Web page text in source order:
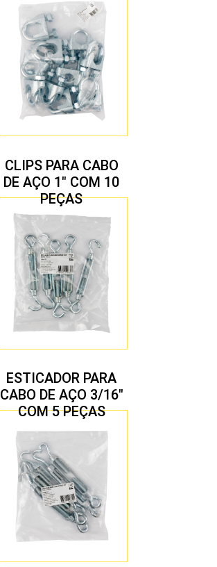
CLIPS PARA CABO
DE AÇO 1″ COM 10
PEÇAS
ESTICADOR PARA
CABO DE AÇO 3/16″
COM 5 PEÇAS